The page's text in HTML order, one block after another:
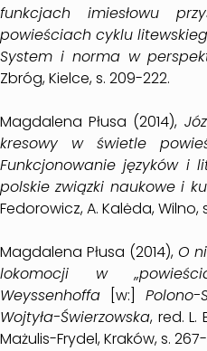
funkcjach imiesłowu
powieściach cyklu
System i norma w
Zbróg, Kielce, s. 209-222.
Magdalena Płusa (2014),
kresowy w świetle
Funkcjonowanie języków i
polskie związki naukowe i
Fedorowicz, A. Kalėda, Wilno,
Magdalena Płusa (2014), O
lokomocji w
Weyssenhoffa [w:]
Wojtyła-Świerzowska, red. L.
Mażulis-Frydel, Kraków, s.